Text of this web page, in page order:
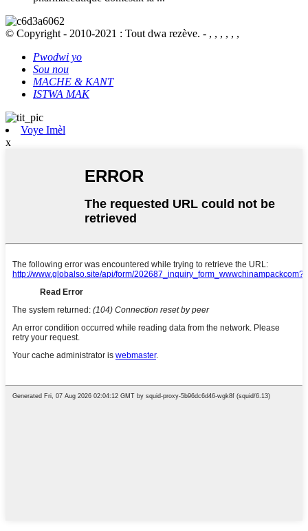
© Copyright - 2010-2021 : Tout dwa rezève. - , , , , , ,
Pwodwi yo
Sou nou
MACHE & KANT
ISTWA MAK
Voye Imèl
x